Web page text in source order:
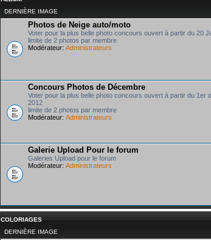
DERNIÈRE IMAGE
Photos de Neige auto/moto
Voter pour la plus belle photo concours ouvert à partir du 20
limite de 2 photos par membre
Modérateur: Administrateurs
Concours Photos de Décembre
Voter pour la plus belle photo concours ouvert à partir du 1er
2012
limite de 2 photos par membre
Modérateur: Administrateurs
Galerie Upload Pour le forum
Galeries Upload pour le forum
Modérateur: Administrateurs
COLORIAGES
DERNIÈRE IMAGE